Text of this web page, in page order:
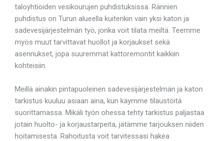
taloyhtiöiden vesikourujen puhdistuksissa. Rännien
puhdistus on Turun alueella kuitenkin vain yksi katon ja
sadevesijärjestelmän työ, jonka voit tilata meiltä. Teemme
myös muut tarvittavat huollot ja korjaukset sekä
asennukset, jopa suuremmat kattoremontit kaikkiin
kohteisiin.
Meillä ainakin pintapuoleinen sadevesijärjestelmän ja katon
tarkistus kuuluu asiaan aina, kun käymme tilaustöitä
suorittamassa. Mikäli työn ohessa tehty tarkistus paljastaa
jotain huolto- ja korjaustarpeita, jätämme tarjouksen niiden
hoitamisesta. Rahoitusta voit tarvitessasi hakea